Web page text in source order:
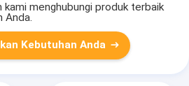
kami menghubungi produk terbaik
Anda.
Kebutuhan Anda